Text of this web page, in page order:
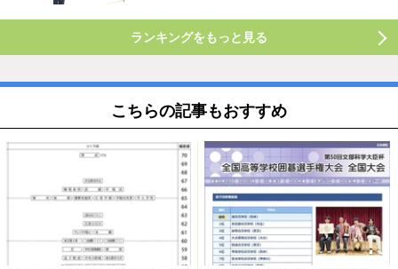
ランキングをもっと見る
こちらの記事もおすすめ